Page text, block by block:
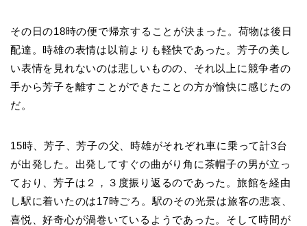
その日の18時の便で帰京することが決まった。荷物は後日
配達。時雄の表情は以前よりも軽快であった。芳子の美し
い表情を見れないのは悲しいものの、それ以上に競争者の
手から芳子を離すことができたことの方が愉快に感じたの
だ。
15時、芳子、芳子の父、時雄がそれぞれ車に乗って計3台
が出発した。出発してすぐの曲がり角に茶帽子の男が立っ
ており、芳子は２，３度振り返るのであった。旅館を経由
し駅に着いたのは17時ごろ。駅のその光景は旅客の悲哀、
喜悦、好奇心が渦巻いているようであった。そして時間が